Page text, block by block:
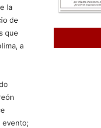
la
de
que
a
evento;